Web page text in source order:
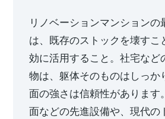
リノベーションマンションの
は、既存のストックを壊すこ
効に活用すること。社宅など
物は、躯体そのものはしっか
面の強さは信頼性があります
面などの先進設備や、現代の